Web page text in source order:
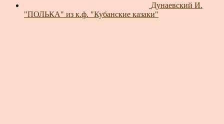
Дунаевский И.
"ПОЛЬКА" из к.ф. "Кубанские казаки"